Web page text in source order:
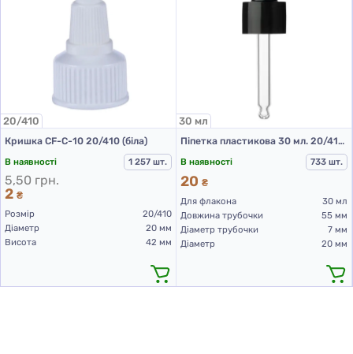
20/410
Кришка CF-C-10 20/410 (біла)
В наявності
1 257 шт.
5,50 грн.
2 ₴
Розмір
20/410
Діаметр
20 мм
Висота
42 мм
30 мл
Піпетка пластикова 30 мл. 20/410 чорна
В наявності
733 шт.
20 ₴
Для флакона
30 мл
Довжина трубочки
55 мм
Діаметр трубочки
7 мм
Діаметр
20 мм